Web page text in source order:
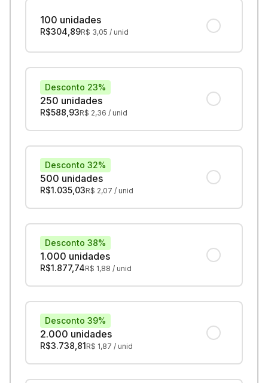
100 unidades
R$304,89R$ 3,05 / unid
250 unidades
Desconto 23%
R$588,93R$ 2,36 / unid
500 unidades
Desconto 32%
R$1.035,03R$ 2,07 / unid
1.000 unidades
Desconto 38%
R$1.877,74R$ 1,88 / unid
2.000 unidades
Desconto 39%
R$3.738,81 R$ 1,87 / unid